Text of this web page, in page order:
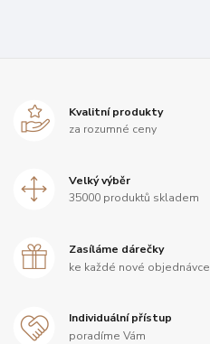
Kvalitní produkty
za rozumné ceny
Velký výběr
35000 produktů skladem
Zasíláme dárečky
ke každé nové objednávce
Individuální přístup
poradíme Vám